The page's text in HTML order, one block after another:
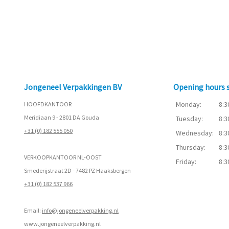
Jongeneel Verpakkingen BV
HOOFDKANTOOR
Meridiaan 9 - 2801 DA Gouda
+31 (0) 182 555 050
VERKOOPKANTOOR NL-OOST
Smederijstraat 2D - 7482 PZ Haaksbergen
+31 (0) 182 537 966
Email: info@jongeneelverpakking.nl
www.jongeneelverpakking.nl
Opening hours
Monday:
Tuesday:
Wednesday:
Thursday:
Friday: